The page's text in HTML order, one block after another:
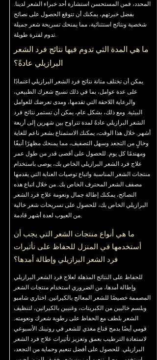
المحدد، فمن المستحسن استشارة أحد خبراء الشعر لدينا.
بفضل خبرتهم، يمكنك أن تتوقع الحصول على نصائح
شخصية ونتائج استثنائية، مما يمنحك تسريحة شعر جميلة
تدوم لفترة طويلة.
ما هي المدة التي تدوم فيها نتائج فرد الشعر
البرازيلي عادةً؟
يمكن أن تختلف متانة نتائج فرد الشعر البرازيلي اعتمادًا
على عدة عوامل، بما في ذلك نسيج شعرك الطبيعي،
والرعاية اللاحقة التي تقدمها، ومدى تعرضك للعوامل
البيئية. ومع ذلك، بشكل عام، يمكن أن تستمر نتائج فرد
الشعر البرازيلي عادةً لمدة تتراوح بين شهرين إلى أربعة
أشهر. خلال هذا الوقت، يمكنك الاستمتاع بشعر ناعم للغاية
وخالٍ من التجعد وسهل التصفيف، مما يمنحك مظهرًا أنيقًا
ومهندمًا كل يوم. للحصول على أقصى قدر من طول عمر
علاج فرد الشعر البرازيلي الخاص بك، يوصى باستخدام
منتجات الشعر المناسبة واتباع توصيات العناية التي يقدمها
مصفف الشعر المحترف الخاص بك. من خلال اتباع هذه
النصائح، يمكنك إطالة جمال ونعومة علاج فرد الشعر
البرازيلي الخاص بك، للحصول على تسريحات شعر خالية
من العيوب لعدة أشهر قادمة.
ما هي أنواع منتجات الشعر التي يجب أن
أستخدمها في المنزل للحفاظ على تأثيرات
فرد الشعر البرازيلي وإطالة أمدها؟
للحفاظ على النتائج المذهلة لعلاج فرد الشعر البرازيلي
وإطالة أمدها، من الضروري استخدام منتجات الشعر
المصممة خصيصًا للشعر المعالج بالكيراتين. اختاري شامبو
وبلسم خاليين من الكبريتات، وغنيين بالكيراتين، لتنظيف
الشعر بلطف مع الحفاظ على رطوبة شعرك ونعومته.
قومي أيضًا بدمج قناع مغذي للشعر في روتينك الأسبوعي
لاستعادة الترطيب بعمق وتعزيز تأثيرات علاج فرد الشعر
البرازيلي. للحصول على أفضل تنعيم وحماية من التجعد،